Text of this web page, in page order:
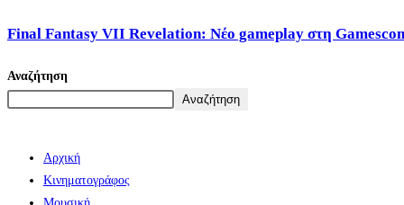
Final Fantasy VII Revelation: Νέο gameplay στη
Αναζήτηση
Αναζήτηση
Αρχική
Κινηματογράφος